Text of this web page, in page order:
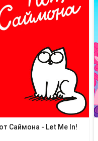
Саймона - Let Me In!